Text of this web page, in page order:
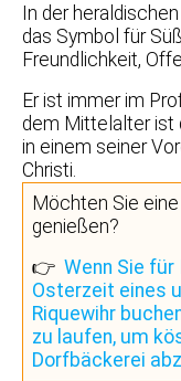
In der
das Symbol für
Freundlichkeit,
Er ist immer im
dem Mittelalter ist
in einem seiner
Christi.
Möchten Sie
genießen?
👉 Wenn Sie für
Osterzeit eines
Riquewihr
zu laufen, um
Dorfbäckerei